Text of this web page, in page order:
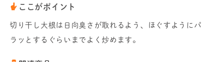
ここがポイント
切り干し大根は日向臭さが取れるよう、ほぐすようにパ
ラッとするぐらいまでよく炒めます。